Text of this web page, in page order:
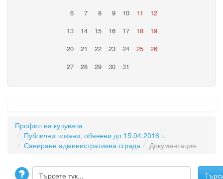
6
7 8 9 10 11
12
13
14 15 16 17 18
19
20
21 22 23 24 25
26
27
28 29 30 31
Профил на купувача
Публични покани, обявени до 15.04.2016 г.
Саниране административна сграда
Документация